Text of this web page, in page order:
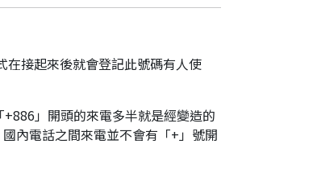
在接起來後就會登記此號碼有人使
」開頭的來電多半就是經變造的
內電話之間來電並不會有「+」號開